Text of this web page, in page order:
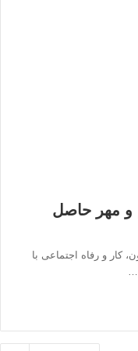
و مهر حاصل
کار و رفاه اجتماعی با